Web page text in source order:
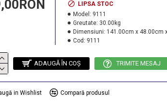
LIPSA STOC
Model: 9111
Greutate: 30.00kg
Dimensiuni: 141.00cm x 48.00cm
Cod: 9111
ADAUGĂ ÎN COŞ TRIMITE MESAJ
in Wishlist Compară produsul